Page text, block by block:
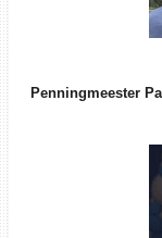
Penningmeester